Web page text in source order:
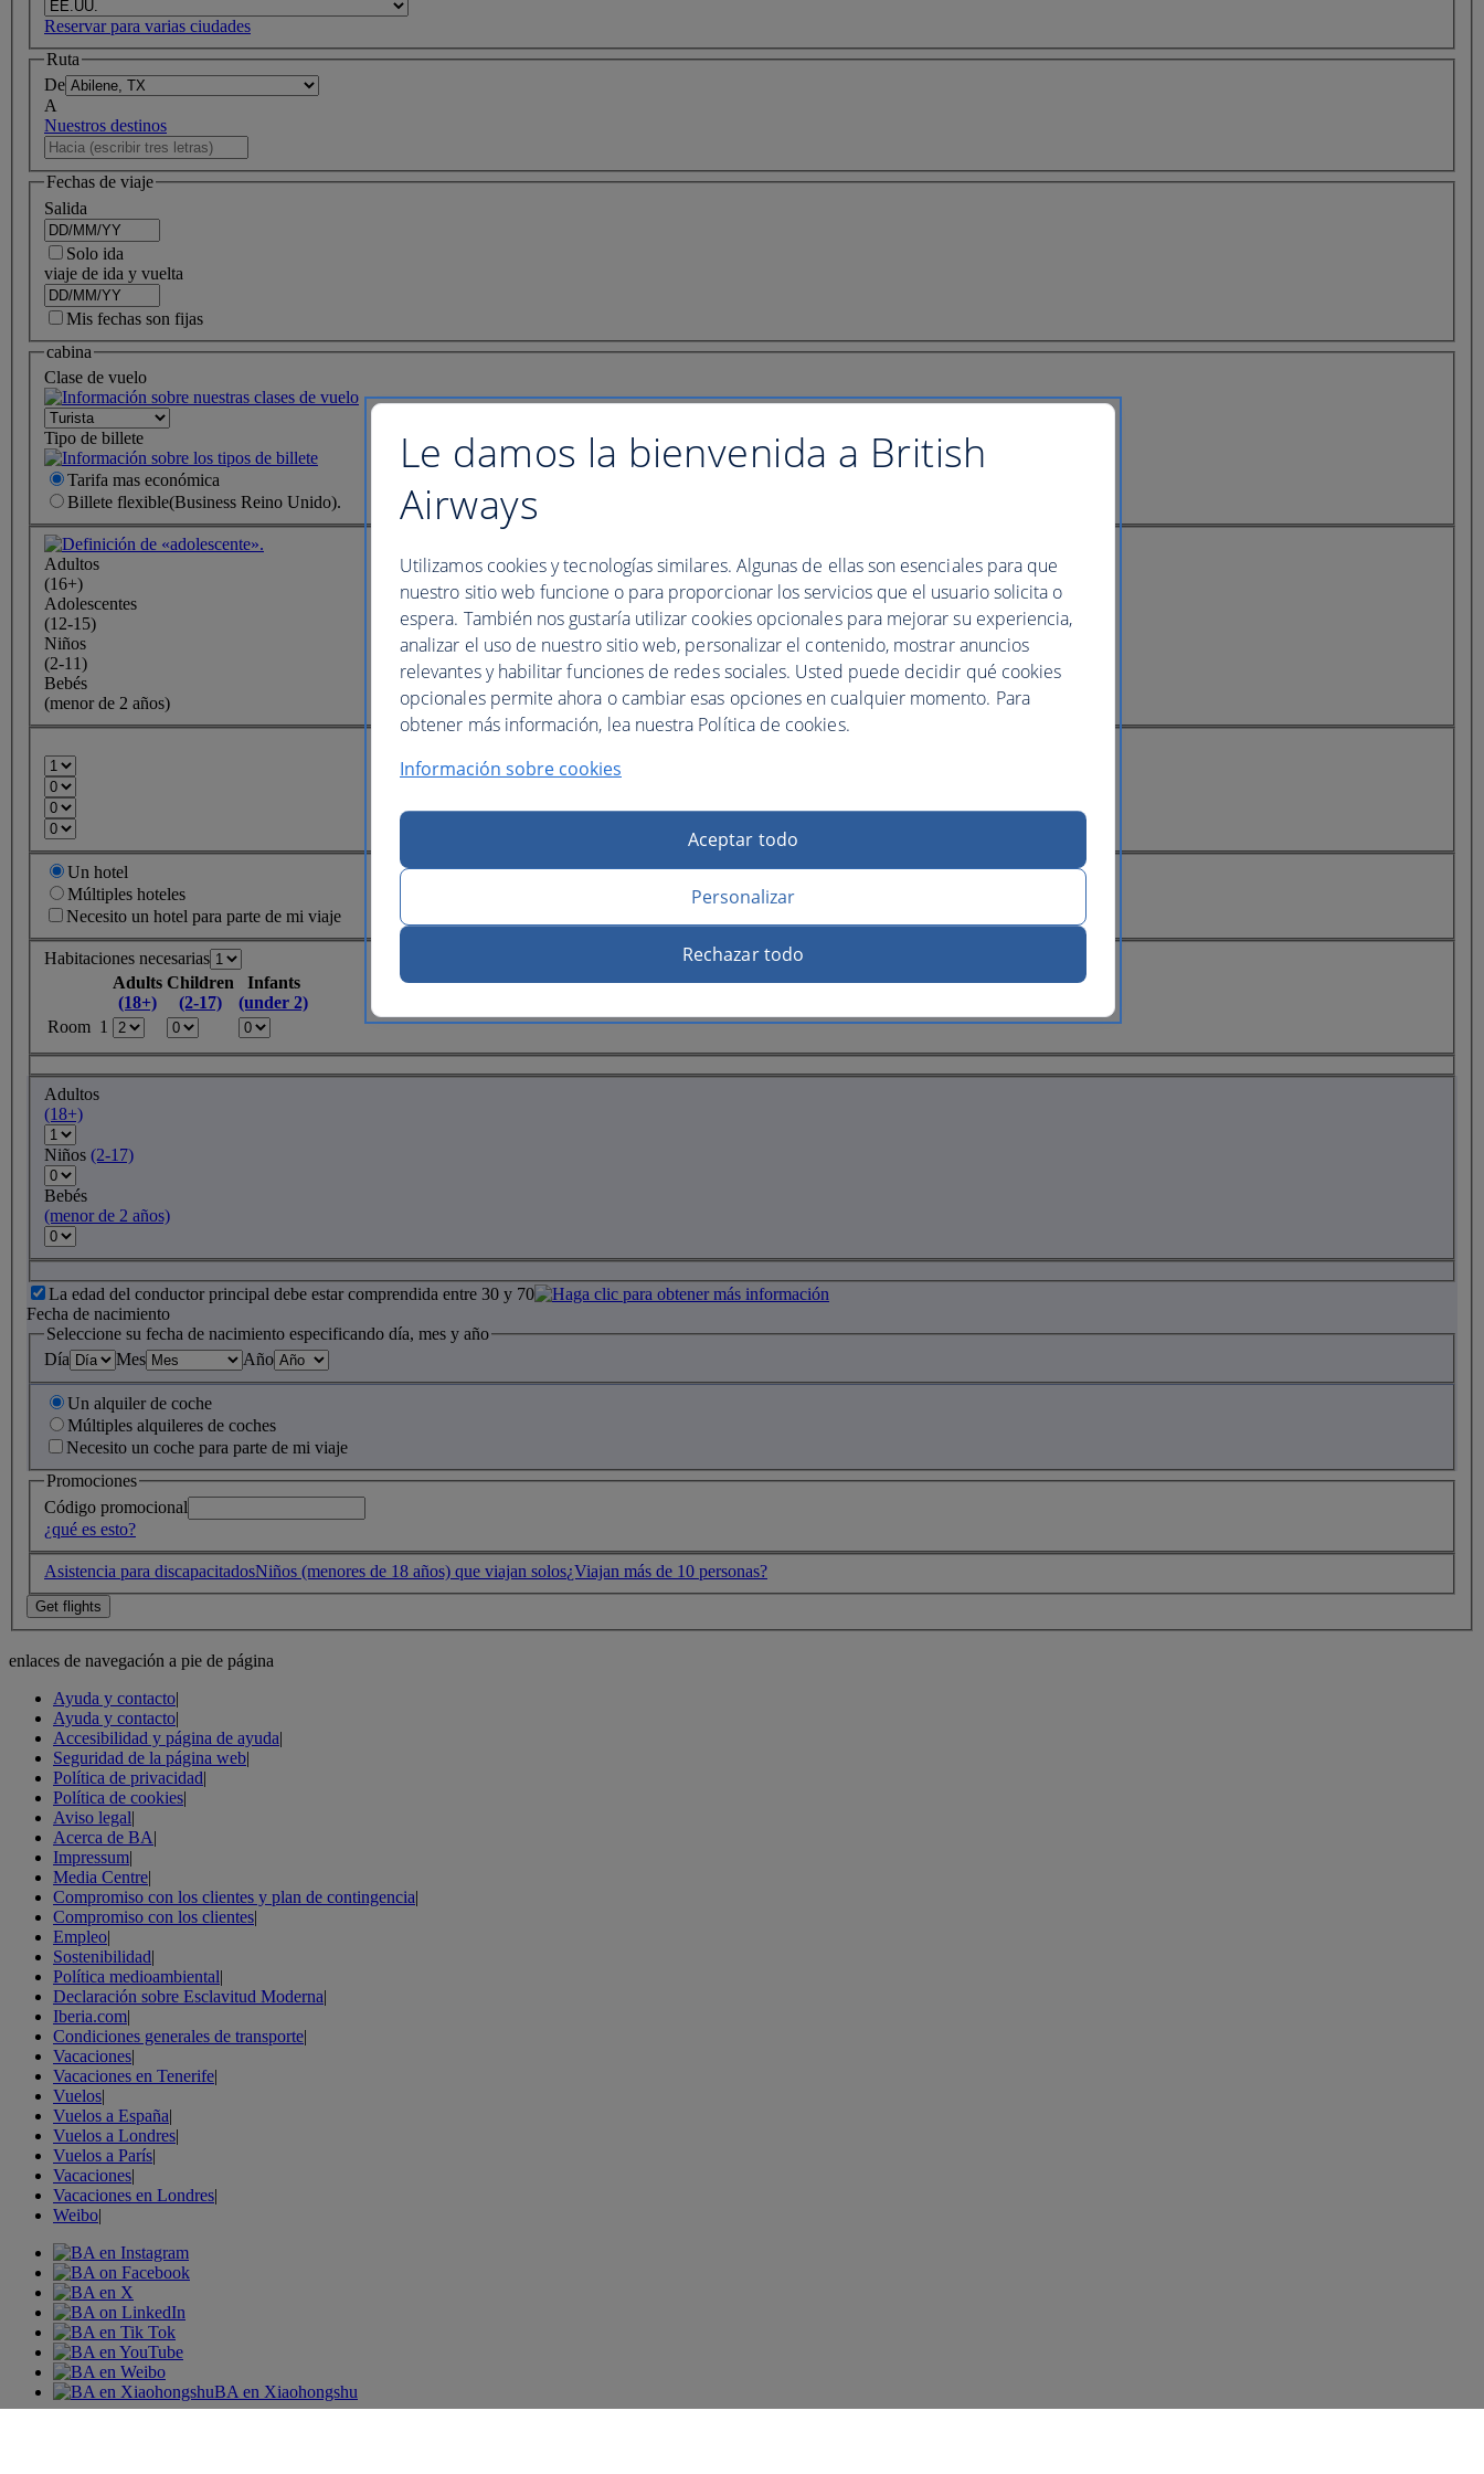
Reservar para varias ciudades
Ruta
De
A
Nuestros destinos
Fechas de viaje
Salida
Solo ida
viaje de ida y vuelta
Mis fechas son fijas
cabina
Clase de vuelo
Tipo de billete
Tarifa mas económica
Billete flexible(Business Reino Unido).
Adultos
(16+)
Adolescentes
(12-15)
Niños
(2-11)
Bebés
(menor de 2 años)
Un hotel
Múltiples hoteles
Necesito un hotel para parte de mi viaje
Habitaciones necesarias
Adults
(18+)
Children
(2-17)
Infants
(under 2)
Room 1
Adultos
(18+)
Niños (2-17)
Bebés
(menor de 2 años)
La edad del conductor principal debe estar comprendida entre 30 y 70
Fecha de nacimiento
Seleccione su fecha de nacimiento especificando día, mes y año
Día
Mes Año
Un alquiler de coche
Múltiples alquileres de coches
Necesito un coche para parte de mi viaje
Promociones
Código promocional
¿qué es esto?
Asistencia para discapacitadosNiños (menores de 18 años) que viajan solos¿Viajan más de 10 personas?
enlaces de navegación a pie de página
Ayuda y contacto|
Ayuda y contacto|
Accesibilidad y página de ayuda|
Seguridad de la página web|
Política de privacidad|
Política de cookies|
Aviso legal|
Acerca de BA|
Impressum|
Media Centre|
Compromiso con los clientes y plan de contingencia|
Compromiso con los clientes|
Empleo|
Sostenibilidad|
Política medioambiental|
Declaración sobre Esclavitud Moderna|
Iberia.com|
Condiciones generales de transporte|
Vacaciones|
Vacaciones en Tenerife|
Vuelos|
Vuelos a España|
Vuelos a Londres|
Vuelos a París|
Vacaciones|
Vacaciones en Londres|
Weibo|
BA en Xiaohongshu
Le damos la bienvenida a British
Airways
Utilizamos cookies y tecnologías similares. Algunas de ellas son esenciales para que
nuestro sitio web funcione o para proporcionar los servicios que el usuario solicita o
espera. También nos gustaría utilizar cookies opcionales para mejorar su experiencia,
analizar el uso de nuestro sitio web, personalizar el contenido, mostrar anuncios
relevantes y habilitar funciones de redes sociales. Usted puede decidir qué cookies
opcionales permite ahora o cambiar esas opciones en cualquier momento. Para
obtener más información, lea nuestra Política de cookies.
Información sobre cookies
Aceptar todo
Personalizar
Rechazar todo